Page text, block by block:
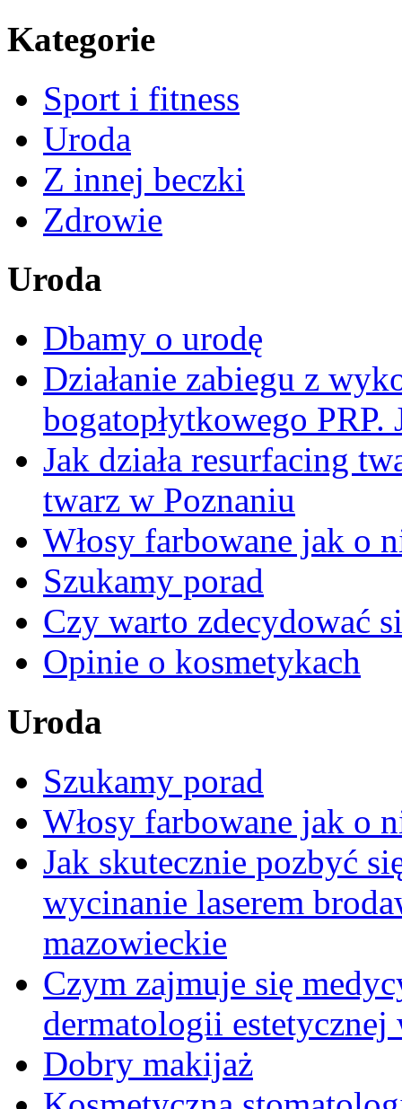
Kategorie
Sport i fitness
Uroda
Z innej beczki
Zdrowie
Uroda
Dbamy o urodę
Działanie zabiegu z
bogatopłytkowego PRP.
Jak działa resurfacing
twarz w Poznaniu
Włosy farbowane jak o
Szukamy porad
Czy warto zdecydować
Opinie o kosmetykach
Uroda
Szukamy porad
Włosy farbowane jak o
Jak skutecznie pozbyć
wycinanie laserem
mazowieckie
Czym zajmuje się
dermatologii estetycznej
Dobry makijaż